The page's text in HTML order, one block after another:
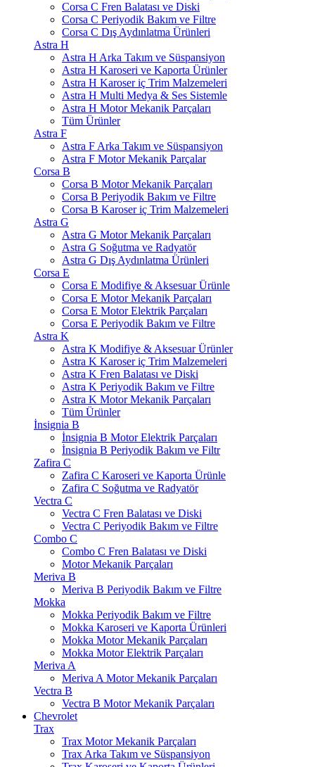
Corsa C Fren Balatası ve Diski
Corsa C Periyodik Bakım ve Filtre
Corsa C Dış Aydınlatma Ürünleri
Astra H
Astra H Arka Takım ve Süspansiyon
Astra H Karoseri ve Kaporta Ürünler
Astra H Karoser iç Trim Malzemeleri
Astra H Multi Medya & Ses Sistemle
Astra H Motor Mekanik Parçaları
Tüm Ürünler
Astra F
Astra F Arka Takım ve Süspansiyon
Astra F Motor Mekanik Parçalar
Corsa B
Corsa B Motor Mekanik Parçaları
Corsa B Periyodik Bakım ve Filtre
Corsa B Karoser iç Trim Malzemeleri
Astra G
Astra G Motor Mekanik Parçaları
Astra G Soğutma ve Radyatör
Astra G Dış Aydınlatma Ürünleri
Corsa E
Corsa E Modifiye & Aksesuar Ürünle
Corsa E Motor Mekanik Parçaları
Corsa E Motor Elektrik Parçaları
Corsa E Periyodik Bakım ve Filtre
Astra K
Astra K Modifiye & Aksesuar Ürünler
Astra K Karoser iç Trim Malzemeleri
Astra K Fren Balatası ve Diski
Astra K Periyodik Bakım ve Filtre
Astra K Motor Mekanik Parçaları
Tüm Ürünler
İnsignia B
İnsignia B Motor Elektrik Parçaları
İnsignia B Periyodik Bakım ve Filtr
Zafira C
Zafira C Karoseri ve Kaporta Ürünle
Zafira C Soğutma ve Radyatör
Vectra C
Vectra C Fren Balatası ve Diski
Vectra C Periyodik Bakım ve Filtre
Combo C
Combo C Fren Balatası ve Diski
Motor Mekanik Parçaları
Meriva B
Meriva B Periyodik Bakım ve Filtre
Mokka
Mokka Periyodik Bakım ve Filtre
Mokka Karoseri ve Kaporta Ürünleri
Mokka Motor Mekanik Parçaları
Mokka Motor Elektrik Parçaları
Meriva A
Meriva A Motor Mekanik Parçaları
Vectra B
Vectra B Motor Mekanik Parçaları
Chevrolet
Trax
Trax Motor Mekanik Parçaları
Trax Arka Takım ve Süspansiyon